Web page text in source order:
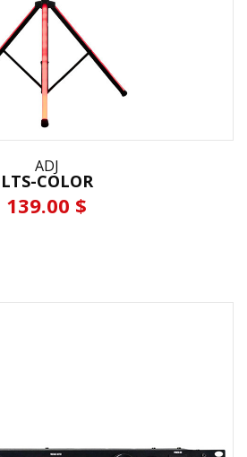
ADJ
LTS-COLOR
139.00 $